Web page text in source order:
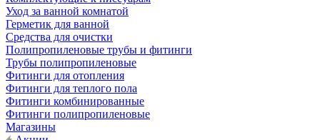
Уход за ванной комнатой
Герметик для ванной
Средства для очистки
Полипропиленовые трубы и фитинги
Трубы полипропиленовые
Фитинги для отопления
Фитинги для теплого пола
Фитинги комбинированные
Фитинги полипропиленовые
Магазины